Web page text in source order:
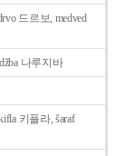
드르보, medved
나루지바
키플라, šaraf